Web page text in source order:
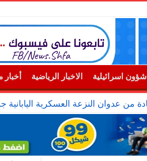
شؤون اسرائيلية الاخبار الرياضية
من عدوان النزعة العسكرية اليابانية